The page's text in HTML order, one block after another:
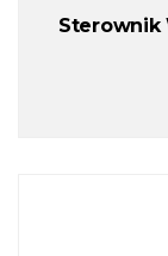
Sterownik